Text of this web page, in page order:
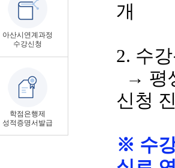
아산시연계과정
수강신청
학점은행제
성적증명서발급
개
2. 수
→ 평
신청
※ 수